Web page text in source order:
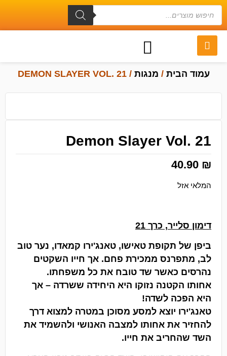
עמוד הבית / מנגות / DEMON SLAYER VOL. 21
Demon Slayer Vol. 21
40.90 ₪
המלאי אזל
דימון סלייר, כרך 21
ביפן של תקופת טאישו, טאנג'ירו קמאדו, נער טוב
לב, מתפרנס ממכירת פחם. אך חייו השקטים
נהרסים כאשר שד טובח את כל משפחתו.
אחותו הקטנה נזוקו היא היחידה ששרדה – אך
היא הפכה לשדה!
טאנג'ירו יוצא למסע מסוכן במטרה למצוא דרך
להחזיר את אחותו למצבה האנושי ולהשמיד את
השד שהחריב את חייו.